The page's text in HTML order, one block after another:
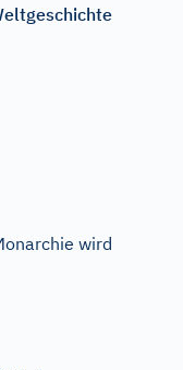
wird